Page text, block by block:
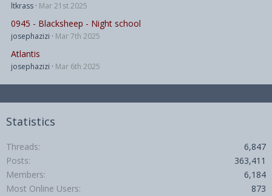
ltkrass Mar 21st 2025
0945 - Blacksheep - Night school
josephazizi Mar 7th 2025
Atlantis
josephazizi Mar 6th 2025
Statistics
Threads
6,847
Posts
363,411
Members
6,184
Most Online Users
873